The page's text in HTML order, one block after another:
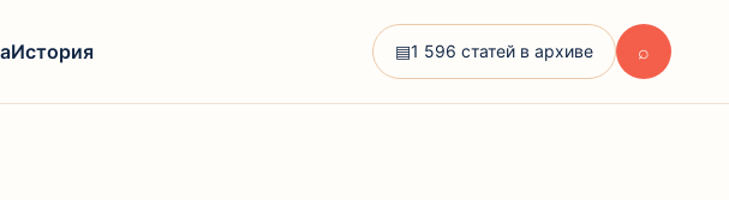
История ▤1 596 статей в архиве ⌕